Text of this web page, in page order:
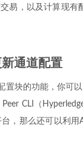
易，以及计算现
通道配置
置块的功能，你可
CLI（
，那么还可以利